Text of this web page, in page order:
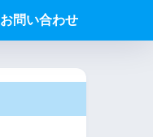
お問い合わせ